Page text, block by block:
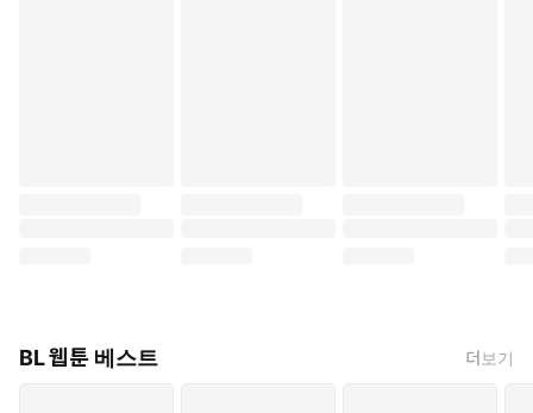
BL 웹툰 베스트 더보기